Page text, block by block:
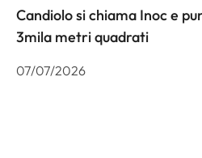
Candiolo si chiama Inoc e
3mila metri quadrati
07/07/2026